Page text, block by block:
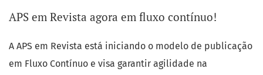
Anúncios
APS em Revista agora em fluxo contínuo!
A APS em Revista está iniciando o modelo de publicação
em Fluxo Contínuo e visa garantir agilidade na